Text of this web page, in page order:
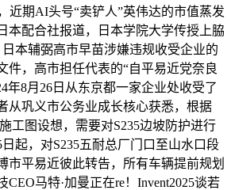
近期AI头号“卖铲人”英伟达的市值蒸发
本配合社报道，日本学院大学传授上脇
本辅弼高市早苗涉嫌违规收受企业的
件，高市担任代表的“自平易近党奈良
年8月26日从东京都一家企业处收受了
从巩义市公务业成长核心获悉，根据
工图设想，需要对S235边坡防护进行
起，对S235五耐总厂门口至山水口段
市平易近彼此转告，所有车辆提前规划
马特·加曼正在re！Invent2025谈若